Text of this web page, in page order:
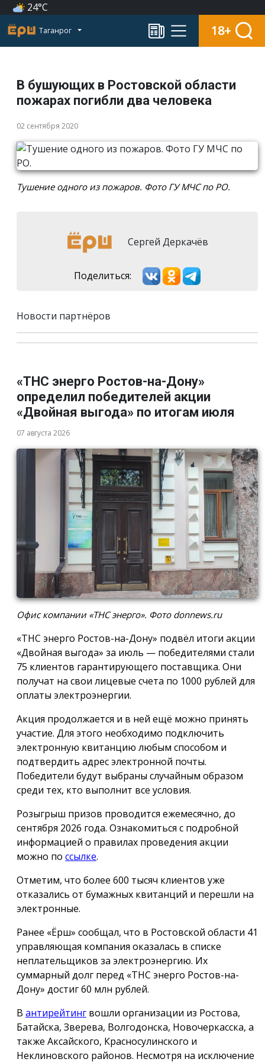
24°C
Таганрог 18+
В бушующих в Ростовской области
пожарах погибли два человека
02 сентября 2020
Тушение одного из пожаров. Фото ГУ МЧС по РО.
Сергей Деркачёв
Поделиться:
Новости партнёров
«ТНС энерго Ростов-на-Дону»
определил победителей акции
«Двойная выгода» по итогам июля
07 августа 2026
Офис компании «ТНС энерго». Фото donnews.ru
«ТНС энерго Ростов-на-Дону» подвёл итоги акции
«Двойная выгода» за июль — победителями стали
75 клиентов гарантирующего поставщика. Они
получат на свои лицевые счета по 1000 рублей для
оплаты электроэнергии.
Акция продолжается и в ней ещё можно принять
участие. Для этого необходимо подключить
электронную квитанцию любым способом и
подтвердить адрес электронной почты.
Победители будут выбраны случайным образом
среди тех, кто выполнит все условия.
Розыгрыш призов проводится ежемесячно, до
сентября 2026 года. Ознакомиться с подробной
информацией о правилах проведения акции
можно по ссылке.
Отметим, что более 600 тысяч клиентов уже
отказались от бумажных квитанций и перешли на
электронные.
Ранее «Ёрш» сообщал, что в Ростовской области 41
управляющая компания оказалась в списке
неплательщиков за электроэнергию. Их
суммарный долг перед «ТНС энерго Ростов-на-
Дону» достиг 60 млн рублей.
В антирейтинг вошли организации из Ростова,
Батайска, Зверева, Волгодонска, Новочеркасска, а
также Аксайского, Красносулинского и
Неклиновского районов. Несмотря на исключение